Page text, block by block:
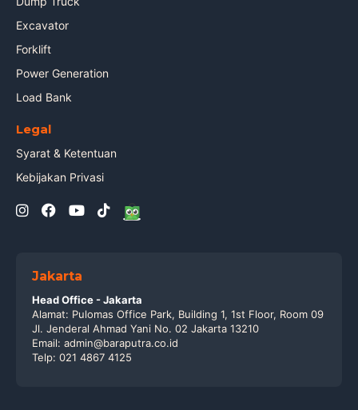
Excavator
Forklift
Power Generation
Load Bank
Legal
Syarat & Ketentuan
Kebijakan Privasi
Jakarta
Head Office - Jakarta
Alamat: Pulomas Office Park, Building 1, 1st Floor, Room 09
Jl. Jenderal Ahmad Yani No. 02 Jakarta 13210
Email: admin@baraputra.co.id
Telp: 021 4867 4125